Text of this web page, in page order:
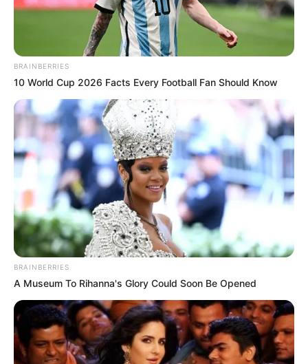
BRAINBERRIES
10 World Cup 2026 Facts Every Football Fan Should Know
BRAINBERRIES
A Museum To Rihanna's Glory Could Soon Be Opened